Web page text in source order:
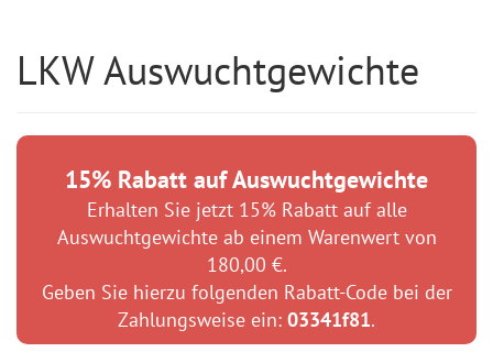
LKW Auswuchtgewichte
15% Rabatt auf Auswuchtgewichte
Erhalten Sie jetzt 15% Rabatt auf alle
Auswuchtgewichte ab einem Warenwert von
180,00 €.
Geben Sie hierzu folgenden Rabatt-Code bei der
Zahlungsweise ein: 03341f81.